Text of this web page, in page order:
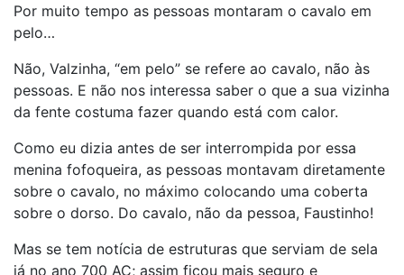
Por muito tempo as pessoas montaram o cavalo em
pelo…
Não, Valzinha, “em pelo” se refere ao cavalo, não às
pessoas. E não nos interessa saber o que a sua vizinha
da fente costuma fazer quando está com calor.
Como eu dizia antes de ser interrompida por essa
menina fofoqueira, as pessoas montavam diretamente
sobre o cavalo, no máximo colocando uma coberta
sobre o dorso. Do cavalo, não da pessoa, Faustinho!
Mas se tem notícia de estruturas que serviam de sela
já no ano 700 AC; assim ficou mais seguro e